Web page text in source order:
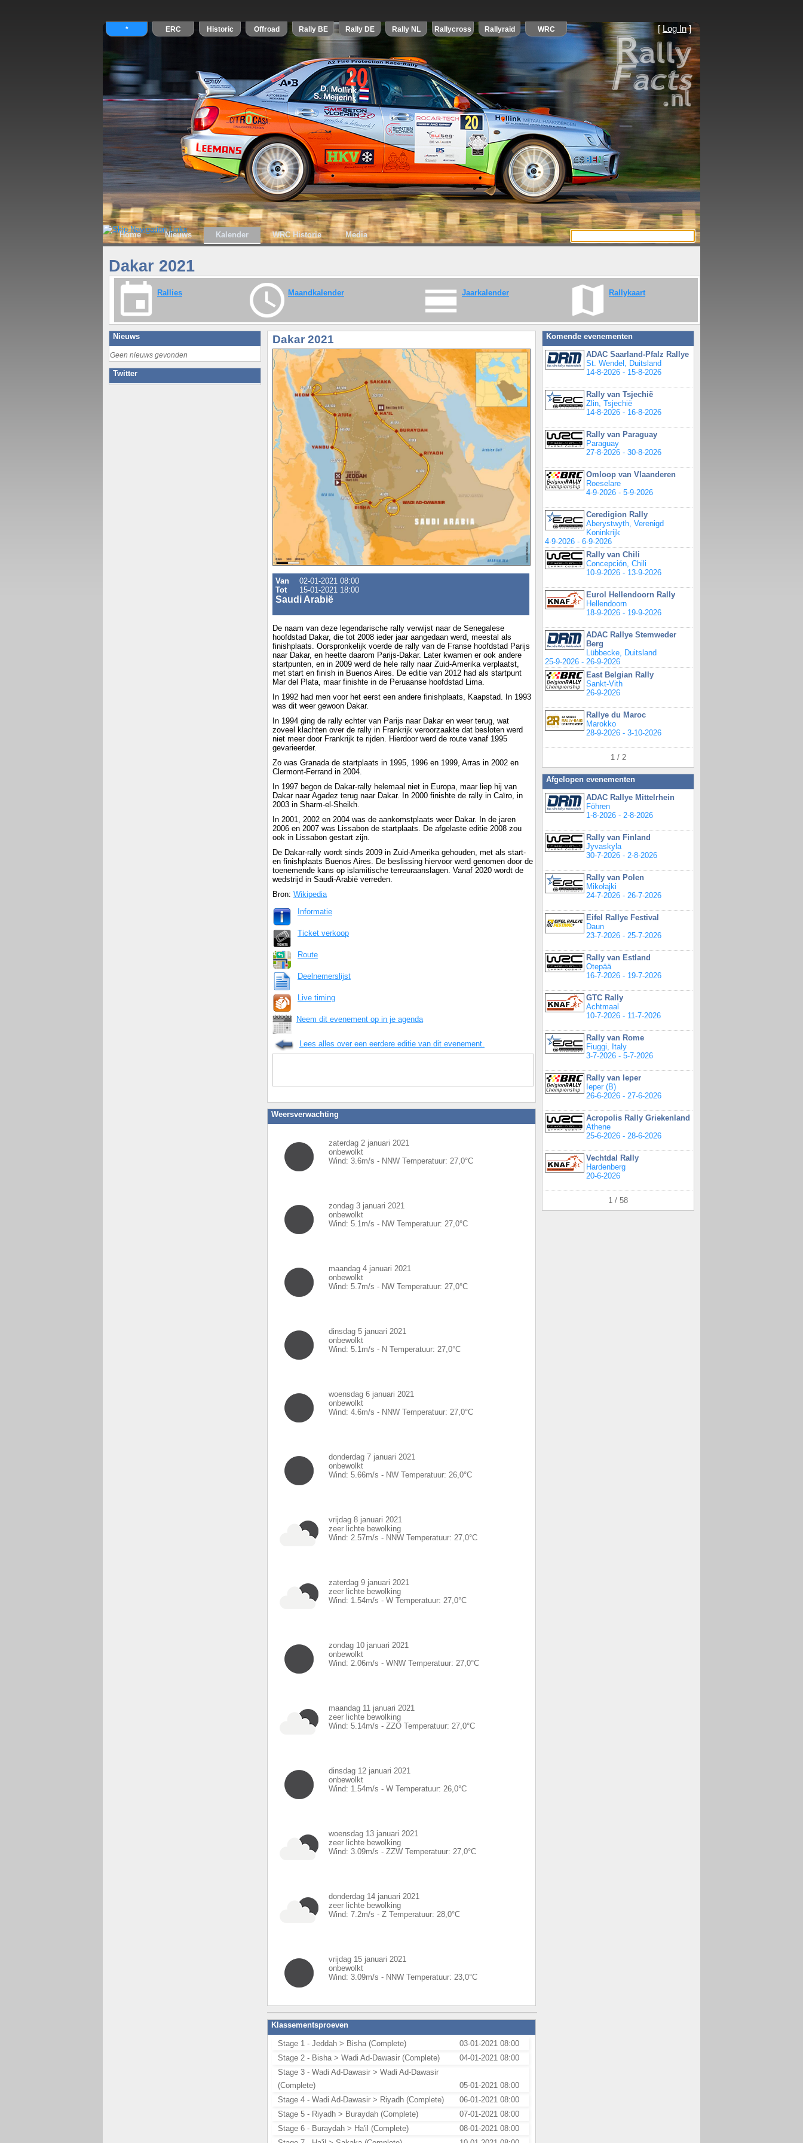
[ Log In]
Home Nieuws Kalender WRC Historie Media
Dakar 2021
Rallies Maandkalender Jaarkalender Rallykaart
Nieuws
Geen nieuws gevonden
Twitter
Dakar 2021
Van
02-01-2021 08:00
Tot
15-01-2021 18:00
Saudi Arabië
De naam van deze legendarische rally verwijst naar de Senegalese
hoofdstad Dakar, die tot 2008 ieder jaar aangedaan werd, meestal als
finishplaats. Oorspronkelijk voerde de rally van de Franse hoofdstad Parijs
naar Dakar, en heette daarom Parijs-Dakar. Later kwamen er ook andere
startpunten, en in 2009 werd de hele rally naar Zuid-Amerika verplaatst,
met start en finish in Buenos Aires. De editie van 2012 had als startpunt
Mar del Plata, maar finishte in de Peruaanse hoofdstad Lima.
In 1992 had men voor het eerst een andere finishplaats, Kaapstad. In 1993
was dit weer gewoon Dakar.
In 1994 ging de rally echter van Parijs naar Dakar en weer terug, wat
zoveel klachten over de rally in Frankrijk veroorzaakte dat besloten werd
niet meer door Frankrijk te rijden. Hierdoor werd de route vanaf 1995
gevarieerder.
Zo was Granada de startplaats in 1995, 1996 en 1999, Arras in 2002 en
Clermont-Ferrand in 2004.
In 1997 begon de Dakar-rally helemaal niet in Europa, maar liep hij van
Dakar naar Agadez terug naar Dakar. In 2000 finishte de rally in Caïro, in
2003 in Sharm-el-Sheikh.
In 2001, 2002 en 2004 was de aankomstplaats weer Dakar. In de jaren
2006 en 2007 was Lissabon de startplaats. De afgelaste editie 2008 zou
ook in Lissabon gestart zijn.
De Dakar-rally wordt sinds 2009 in Zuid-Amerika gehouden, met als start-
en finishplaats Buenos Aires. De beslissing hiervoor werd genomen door de
toenemende kans op islamitische terreuraanslagen. Vanaf 2020 wordt de
wedstrijd in Saudi-Arabië verreden.
Bron: Wikipedia
Informatie
Ticket verkoop
Route
Deelnemerslijst
Live timing
Neem dit evenement op in je agenda
Lees alles over een eerdere editie van dit evenement.
Weersverwachting
zaterdag 2 januari 2021
onbewolkt
Wind: 3.6m/s - NNW Temperatuur: 27,0°C
zondag 3 januari 2021
onbewolkt
Wind: 5.1 m/s - NW Temperatuur: 27,0°C
maandag 4 januari 2021
onbewolkt
Wind: 5.7m/s - NW Temperatuur: 27,0°C
dinsdag 5 januari 2021
onbewolkt
Wind: 5.1 m/s - N Temperatuur: 27,0°C
woensdag 6 januari 2021
onbewolkt
Wind: 4.6m/s - NNW Temperatuur: 27,0°C
donderdag 7 januari 2021
onbewolkt
Wind: 5.66m/s - NW Temperatuur: 26,0°C
vrijdag 8 januari 2021
zeer lichte bewolking
Wind: 2.57m/s - NNW Temperatuur: 27,0°C
zaterdag 9 januari 2021
zeer lichte bewolking
Wind: 1.54m/s - W Temperatuur: 27,0°C
zondag 10 januari 2021
onbewolkt
Wind: 2.06m/s - WNW Temperatuur: 27,0°C
maandag 11 januari 2021
zeer lichte bewolking
Wind: 5.14m/s - ZZO Temperatuur: 27,0°C
dinsdag 12 januari 2021
onbewolkt
Wind: 1.54m/s - W Temperatuur: 26,0°C
woensdag 13 januari 2021
zeer lichte bewolking
Wind: 3.09m/s - ZZW Temperatuur: 27,0°C
donderdag 14 januari 2021
zeer lichte bewolking
Wind: 7.2m/s - Z Temperatuur: 28,0°C
vrijdag 15 januari 2021
onbewolkt
Wind: 3.09m/s - NNW Temperatuur: 23,0°C
Klassementsproeven
Stage 1 - Jeddah > Bisha (Complete)
03-01-2021 08:00
Stage 2 - Bisha > Wadi Ad-Dawasir (Complete)
04-01-2021 08:00
Stage 3 - Wadi Ad-Dawasir > Wadi Ad-Dawasir
(Complete)
05-01-2021 08:00
Stage 4 - Wadi Ad-Dawasir > Riyadh (Complete)
06-01-2021 08:00
Stage 5 - Riyadh > Buraydah (Complete)
07-01-2021 08:00
Stage 6 - Buraydah > Ha'il (Complete)
08-01-2021 08:00
Komende evenementen
ADAC Saarland-Pfalz Rallye
St. Wendel, Duitsland
14-8-2026 - 15-8-2026
Rally van Tsjechië
Zlin, Tsjechië
14-8-2026 - 16-8-2026
Rally van Paraguay
Paraguay
27-8-2026 - 30-8-2026
Omloop van Vlaanderen
Roeselare
4-9-2026 - 5-9-2026
Ceredigion Rally
Aberystwyth, Verenigd
Koninkrijk
4-9-2026 - 6-9-2026
Rally van Chili
Concepción, Chili
10-9-2026 - 13-9-2026
Eurol Hellendoorn Rally
Hellendoorn
18-9-2026 - 19-9-2026
ADAC Rallye Stemweder
Berg
Lübbecke, Duitsland
25-9-2026 - 26-9-2026
East Belgian Rally
Sankt-Vith
26-9-2026
Rallye du Maroc
Marokko
28-9-2026 - 3-10-2026
1 / 2
Afgelopen evenementen
ADAC Rallye Mittelrhein
Föhren
1-8-2026 - 2-8-2026
Rally van Finland
Jyvaskyla
30-7-2026 - 2-8-2026
Rally van Polen
Mikołajki
24-7-2026 - 26-7-2026
Eifel Rallye Festival
Daun
23-7-2026 - 25-7-2026
Rally van Estland
Otepää
16-7-2026 - 19-7-2026
GTC Rally
Achtmaal
10-7-2026 - 11-7-2026
Rally van Rome
Fiuggi, Italy
3-7-2026 - 5-7-2026
Rally van Ieper
Ieper (B)
26-6-2026 - 27-6-2026
Acropolis Rally Griekenland
Athene
25-6-2026 - 28-6-2026
Vechtdal Rally
Hardenberg
20-6-2026
1 / 58